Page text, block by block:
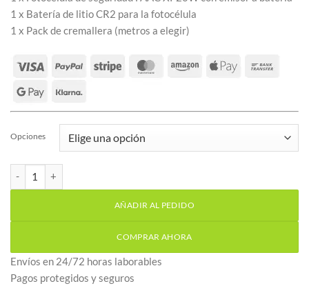
1 x Batería de litio CR2 para la fotocélula
1 x Pack de cremallera (metros a elegir)
Opciones
Kit motor puerta corredera CLEMSA AC562N cremallera acero
AÑADIR AL PEDIDO
COMPRAR AHORA
Envíos en 24/72 horas laborables
Pagos protegidos y seguros